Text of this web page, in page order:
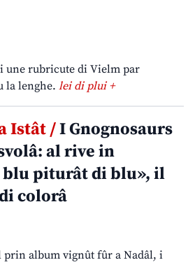
une rubricute di Vielm par
la lenghe. lei di plui +
Istât /I Gnognosaurs
al rive in
blu piturât di blu», il
colorâ
prin album vignût fûr a Nadâl, i